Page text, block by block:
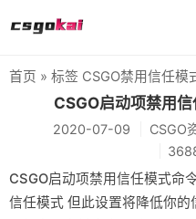
首页 » 标签 CSGO禁用信任模
CSGO启动项禁用
2020-07-09 CSGO
CSGO启动项禁用信任模式命
信任模式 但此设置将降低你